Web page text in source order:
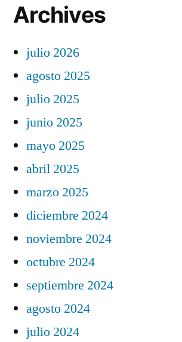
Archives
julio 2026
agosto 2025
julio 2025
junio 2025
mayo 2025
abril 2025
marzo 2025
diciembre 2024
noviembre 2024
octubre 2024
septiembre 2024
agosto 2024
julio 2024